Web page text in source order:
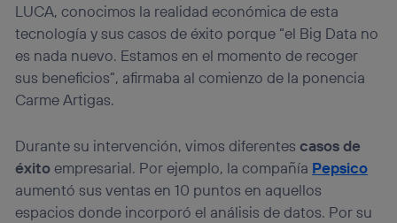
LUCA, conocimos la realidad económica de esta
tecnología y sus casos de éxito porque “el Big Data no
es nada nuevo. Estamos en el momento de recoger
sus beneficios”, afirmaba al comienzo de la ponencia
Carme Artigas.
Durante su intervención, vimos diferentescasos de
éxitoempresarial. Por ejemplo, la compañía Pepsico
aumentó sus ventas en 10 puntos en aquellos
espacios donde incorporó el análisis de datos. Por su